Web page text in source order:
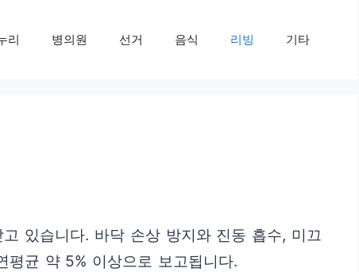
리 병의원 선거 음식 리빙 기타
있습니다. 바닥 손상 방지와 진동 흡수, 미끄
균 약 5% 이상으로 보고됩니다.